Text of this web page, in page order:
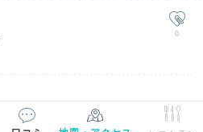
0